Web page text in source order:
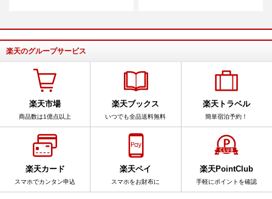
楽天のグループサービス
楽天市場
商品数は1億点以上
楽天ブックス
いつでも全品送料無料
楽天トラベル
簡単宿泊予約！
楽天カード
スマホでカンタン申込
楽天ペイ
スマホをお財布に
楽天PointClub
手軽にポイントを確認